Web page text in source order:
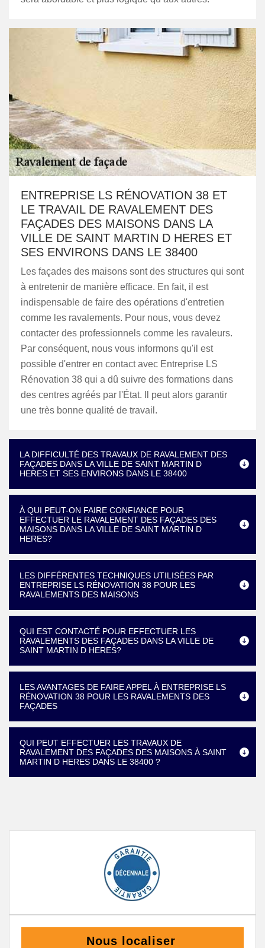
ENTREPRISE LS RÉNOVATION 38 ET
LE TRAVAIL DE RAVALEMENT DES
FAÇADES DES MAISONS DANS LA
VILLE DE SAINT MARTIN D HERES ET
SES ENVIRONS DANS LE 38400
Les façades des maisons sont des structures qui sont
à entretenir de manière efficace. En fait, il est
indispensable de faire des opérations d'entretien
comme les ravalements. Pour nous, vous devez
contacter des professionnels comme les ravaleurs.
Par conséquent, nous vous informons qu'il est
possible d'entrer en contact avec Entreprise LS
Rénovation 38 qui a dû suivre des formations dans
des centres agréés par l'État. Il peut alors garantir
une très bonne qualité de travail.
LA DIFFICULTÉ DES TRAVAUX DE RAVALEMENT DES
FAÇADES DANS LA VILLE DE SAINT MARTIN D
HERES ET SES ENVIRONS DANS LE 38400
À QUI PEUT-ON FAIRE CONFIANCE POUR
EFFECTUER LE RAVALEMENT DES FAÇADES DES
MAISONS DANS LA VILLE DE SAINT MARTIN D
HERES?
LES DIFFÉRENTES TECHNIQUES UTILISÉES PAR
ENTREPRISE LS RÉNOVATION 38 POUR LES
RAVALEMENTS DES MAISONS
QUI EST CONTACTÉ POUR EFFECTUER LES
RAVALEMENTS DES FAÇADES DANS LA VILLE DE
SAINT MARTIN D HERES?
LES AVANTAGES DE FAIRE APPEL À ENTREPRISE LS
RÉNOVATION 38 POUR LES RAVALEMENTS DES
FAÇADES
QUI PEUT EFFECTUER LES TRAVAUX DE
RAVALEMENT DES FAÇADES DES MAISONS À SAINT
MARTIN D HERES DANS LE 38400 ?
Nous localiser